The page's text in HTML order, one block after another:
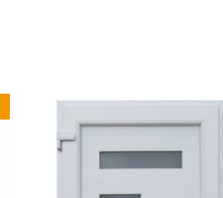
Ennek
terméknek
variációja